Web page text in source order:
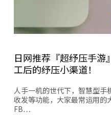
日网推荐『超纾压手游
工后的纾压小渠道！
人手一机的世代下，智慧型手
收发等功能，大家最常运用的
FB…